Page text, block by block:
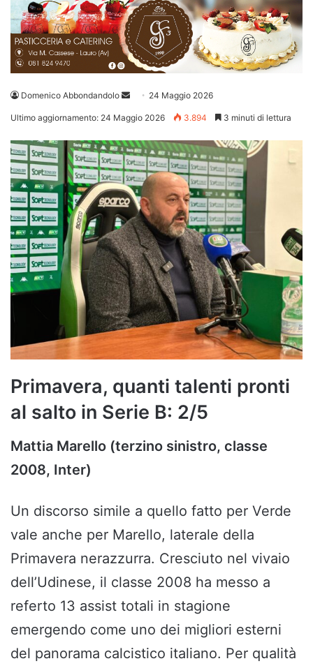
Domenico Abbondandolo
Invia 24 Maggio 2026
Ultimo aggiornamento: 24 Maggio 2026 3.894 3 minuti di lettura
Primavera, quanti talenti pronti
al salto in Serie B: 2/5
Mattia Marello (terzino sinistro, classe
2008, Inter)
Un discorso simile a quello fatto per Verde
vale anche per Marello, laterale della
Primavera nerazzurra. Cresciuto nel vivaio
dell’Udinese, il classe 2008 ha messo a
referto 13 assist totali in stagione
emergendo come uno dei migliori esterni
del panorama calcistico italiano. Per qualità